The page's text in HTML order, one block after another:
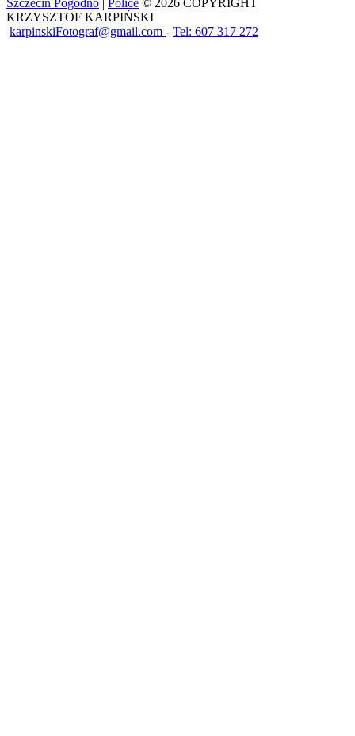
KRZYSZTOF KARPIŃSKI
karpinskiFotograf@gmail.com - Tel: 607 317 272